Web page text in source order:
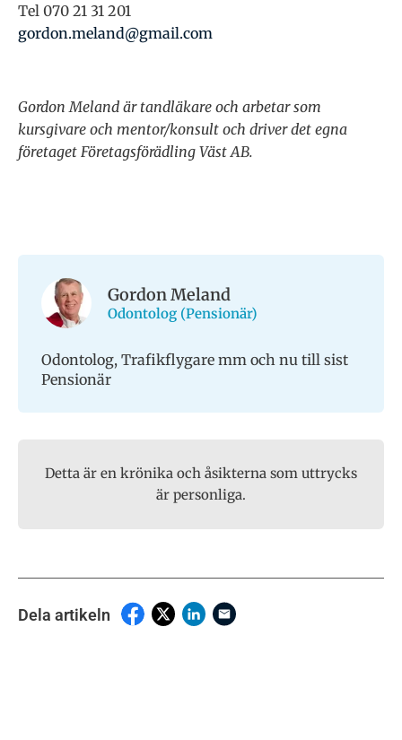
Tel 070 21 31 201
gordon.meland@gmail.com
Gordon Meland är tandläkare och arbetar som
kursgivare och mentor/konsult och driver det egna
företaget Företagsförädling Väst AB.
Gordon Meland
Odontolog (Pensionär)
Odontolog, Trafikflygare mm och nu till sist
Pensionär
Detta är en krönika och åsikterna som uttrycks
är personliga.
Dela artikeln